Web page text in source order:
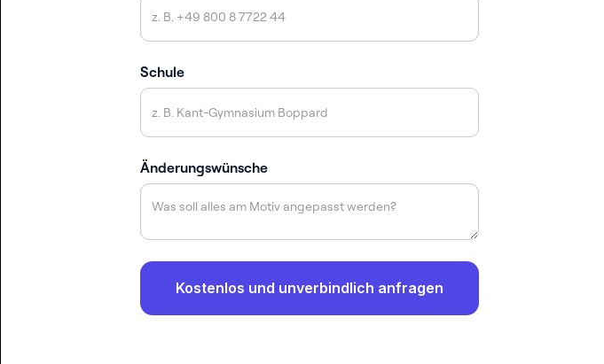
Schule
Änderungswünsche